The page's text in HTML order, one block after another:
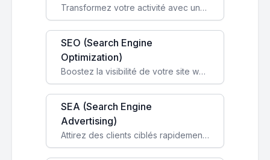
Transformez votre activité avec une boutique en ligne, accessible à l'échelle mondiale 24/7.
SEO (Search Engine
Optimization)
Boostez la visibilité de votre site web sur Google et attirez du trafic qualifié grâce à nos stratégies SEO.
SEA (Search Engine
Advertising)
Attirez des clients ciblés rapidement avec des campagnes publicitaires payantes optimisées pour vos objectifs.